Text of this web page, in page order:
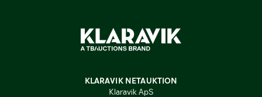
KLARAVIK NETAUKTION
Klaravik ApS